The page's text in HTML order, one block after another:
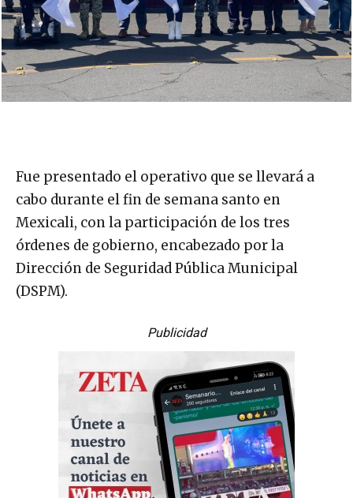
Fue presentado el operativo que se llevará a
cabo durante el fin de semana santo en
Mexicali, con la participación de los tres
órdenes de gobierno, encabezado por la
Dirección de Seguridad Pública Municipal
(DSPM).
Publicidad